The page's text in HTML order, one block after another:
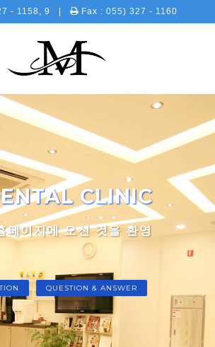
- 1158, 9 | Fax : 055) 327 - 1160
CLINIC
페이지에 오신 것을 환영
QUESTION & ANSWER